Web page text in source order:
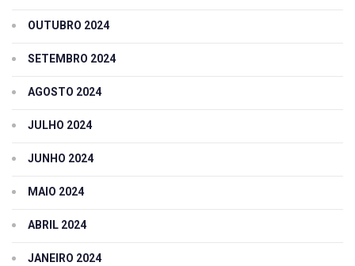
OUTUBRO 2024
SETEMBRO 2024
AGOSTO 2024
JULHO 2024
JUNHO 2024
MAIO 2024
ABRIL 2024
JANEIRO 2024